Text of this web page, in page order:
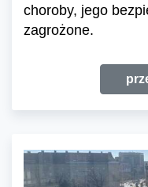
choroby, jego
zagrożone.